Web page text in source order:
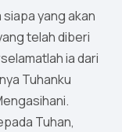
yang akan
telah diberi
ia dari
Tuhanku
Tuhan,